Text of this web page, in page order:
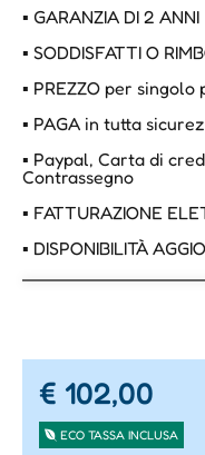
▪ GARANZIA DI 2 ANNI
▪ SODDISFATTI O
▪ PREZZO per singolo
▪ PAGA in tutta
▪ Paypal, Carta di
Contrassegno
▪ FATTURAZIONE
▪ DISPONIBILITÀ
€ 102,00
ECO TASSA INCLUSA